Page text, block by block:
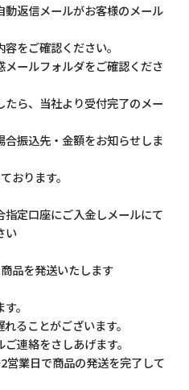
返信メールがお客様のメール
をご確認ください。
メールフォルダをご確認くださ
ら、当社より受付完了のメー
合振込先・金額をお知らせしま
おります。
定口座にご入金しメールにて
い
品を発送いたします
。
ることがございます。
連絡をさしあげます。
営業日で商品の発送を完了して